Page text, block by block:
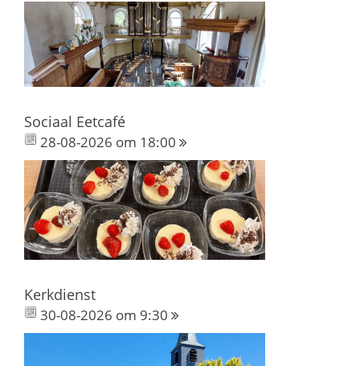
Sociaal Eetcafé
28-08-2026 om 18:00
Kerkdienst
30-08-2026 om 9:30